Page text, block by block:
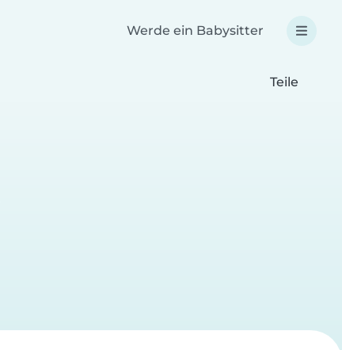
Werde ein Babysitter
Teile